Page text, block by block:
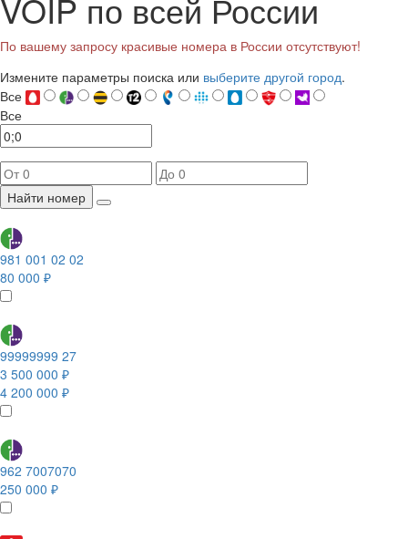
VOIP по всей России
По вашему запросу красивые номера в России отсутствуют!
Измените параметры поиска или выберите другой город.
Все
Все
Найти номер
981 001 02 02
80 000 ₽
99999999 27
3 500 000 ₽
4 200 000 ₽
962 7007070
250 000 ₽